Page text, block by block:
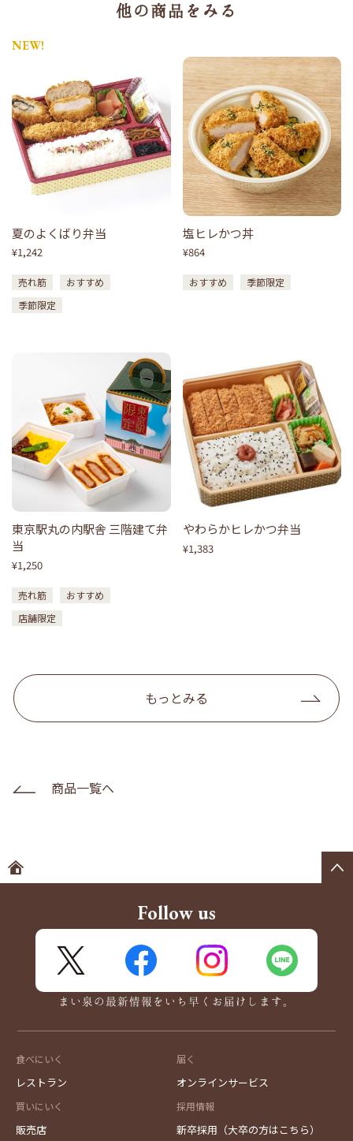
他の商品をみる
NEW!
夏のよくばり弁当
¥1,242
売れ筋
おすすめ
季節限定
塩ヒレかつ丼
¥864
おすすめ 季節限定
東京駅丸の内駅舎 三階建て弁
当
¥1,250
売れ筋
おすすめ
店舗限定
やわらかヒレかつ弁当
¥1,383
もっとみる
商品一覧へ
Follow us
FaceBook Instagram
まい泉の最新情報をいち早くお届けします。
食べにいく
レストラン
買いにいく
販売店
届く
オンラインサービス
採用情報
新卒採用（大卒の方はこちら）